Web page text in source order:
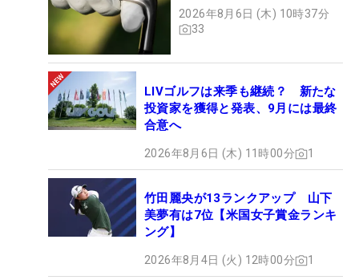
2026年8月6日 (木) 10時37分
33
LIVゴルフは来季も継続？ 新たな
投資家を獲得と発表、9月には最終
合意へ
2026年8月6日 (木) 11時00分 1
竹田麗央が13ランクアップ 山下
美夢有は7位【米国女子賞金ランキ
ング】
2026年8月4日 (火) 12時00分 1